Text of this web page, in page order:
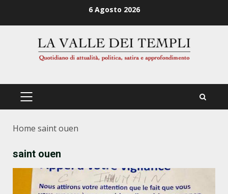
6 Agosto 2026
PRIMÄRES
Home saint ouen
saint ouen